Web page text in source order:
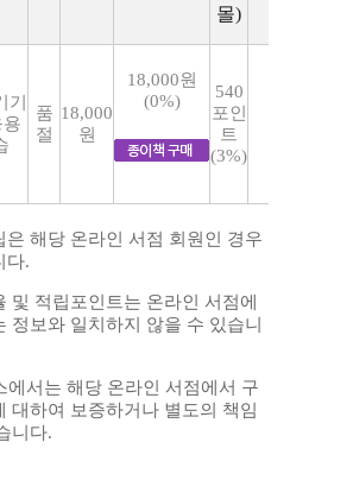
몰)
기
용
품
절
18,000
원
18,000원
(0%)
540
포인
트
(3%)
은 해당 온라인 서점 회원인 경우
다.
및 적립포인트는 온라인 서점에
정보와 일치하지 않을 수 있습니
에서는 해당 온라인 서점에서 구
대하여 보증하거나 별도의 책임
니다.